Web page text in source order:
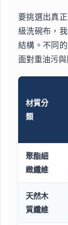
要挑選出真
級洗碗布，
結構。不同
面對重油污
材質分
類
聚酯細
緻纖維
天然木
質纖維